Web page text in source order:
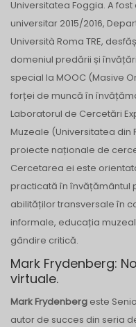
Universitatea Foggia. A
universitar 2015/2016,
Università Roma TRE,
domeniul predării și
special la MOOC (Masive
forței de muncă în
Laboratorul de Cercetări
Muzeale (Universitatea din
proiecte naționale de
Cercetarea ei este
practicată în învățământul
abilităților transversale în
informale, educația
gândire critică.
Mark Frydenberg:
virtuale.
Mark Frydenberg este
autor de succes din seria